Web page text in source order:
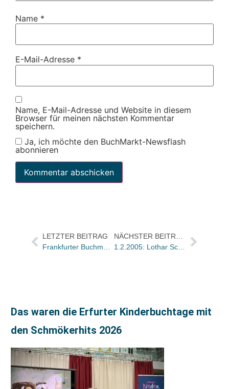
Name *
E-Mail-Adresse *
Name, E-Mail-Adresse und Website in diesem
Browser für meinen nächsten Kommentar
speichern.
Ja, ich möchte den BuchMarkt-Newsflash
abonnieren
LETZTER BEITRAG
Frankfurter Buchmesse gründet Buchmesse in Kapstadt / Joint Venture mit Südafrikanischem Verlegerverband
NÄCHSTER BEITRAG
1.2.2005: Lothar Schirmer (60)
Das waren die Erfurter Kinderbuchtage mit
den Schmökerhits 2026